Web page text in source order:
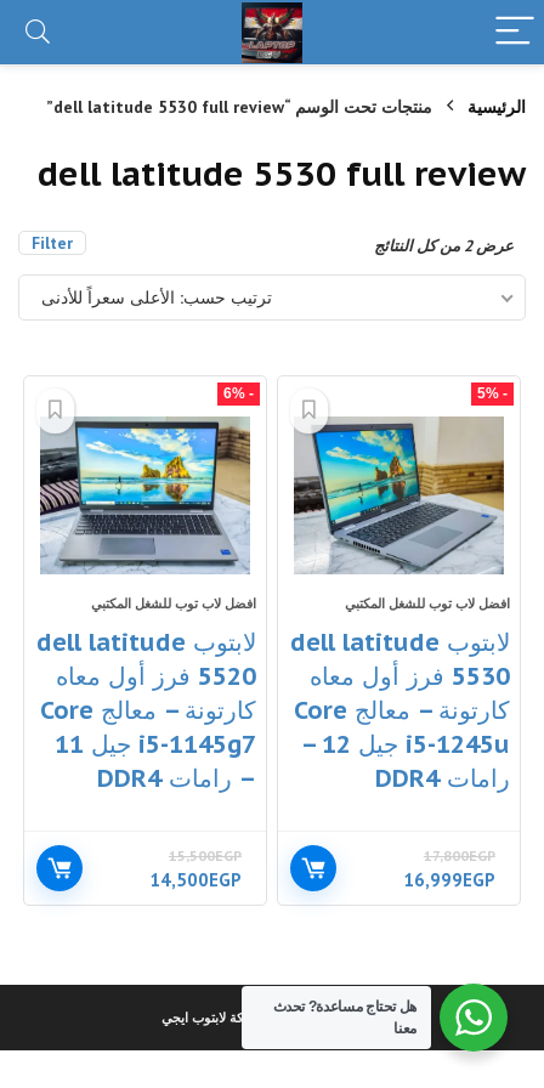
الرئيسية منتجات تحت الوسم “dell latitude 5530 full review”
dell latitude 5530 full review
Filter عرض ⁦2⁩ من كل النتائج
الأدنى
ترتيب حسب: الأعلى سعراً للأدنى
- 5%
افضل لاب توب للشغل المكتبي
لابتوب dell latitude
5530 فرز أول معاه
كارتونة – معالج Core
i5-1245u جيل 12 –
رامات DDR4
17,800EGP
السعر
الأصلي
16,999EGP
الحالي
- 6%
افضل لاب توب للشغل المكتبي
لابتوب dell latitude
5520 فرز أول معاه
كارتونة – معالج Core
i5-1145g7 جيل 11
– رامات DDR4
15,500EGP
السعر
الأصلي
14,500EGP
الحالي
كل الحقوق محفوظة لشركة لابتوب ايجي
هل تحتاج مساعدة?تحدث
معنا